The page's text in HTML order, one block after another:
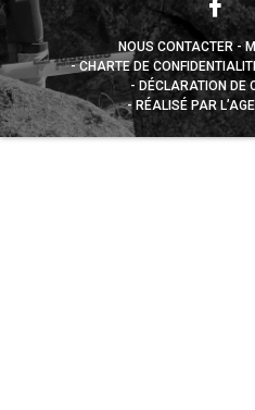
NOUS CONTACTER
CHARTE DE
DÉCLARATION DE
RÉALISÉ PAR